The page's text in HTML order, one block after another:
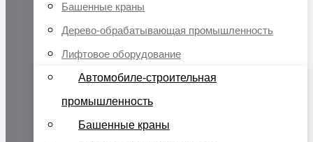
Башенные краны
Дерево-обрабатывающая промышленность
Лифтовое оборудование
Автомобиле-строительная
промышленность
Башенные краны